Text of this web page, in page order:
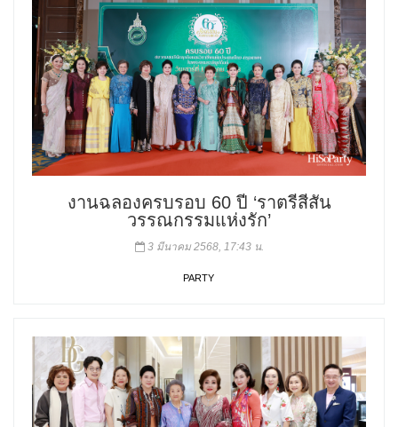
งานฉลองครบรอบ 60 ปี ‘ราตรีสีสัน
วรรณกรรมแห่งรัก’
3 มีนาคม 2568, 17:43 น.
PARTY